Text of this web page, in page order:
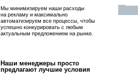
Мы минимизируем наши расходы
на рекламу и максимально
автоматизируем все процессы, чтобы
успешно конкурировать с любым
актуальным предложением на рынке.
Наши менеджеры просто
предлагают лучшие условия